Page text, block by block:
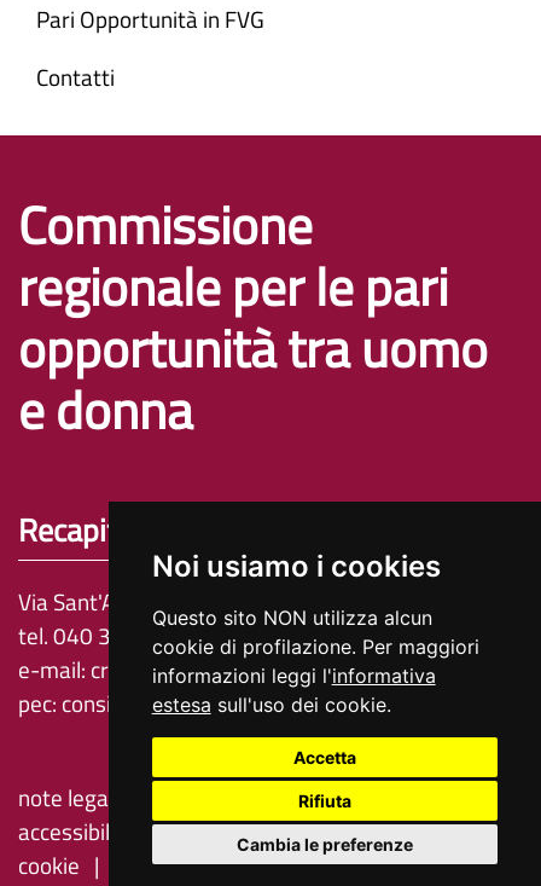
Noi usiamo i cookies
Questo sito NON utilizza alcun
cookie di profilazione. Per maggiori
informazioni leggi l'informativa
estesa sull'uso dei cookie.
Accetta
Rifiuta
Cambia le preferenze
Pari Opportunità in FVG
Contatti
Commissione
regionale per le pari
opportunità tra uomo
e donna
Recapiti e contatti
Via Sant'Anastasio 3, 34132 Trieste
tel. 040 3773957 - 040 3773834 - 040 3773895
e-mail: cr.organi.garanzia@regione.fvg.it
pec: consiglio@certregione.fvg.it
note legali cookie
accessibilità
feedback
cambio preferenze
cookie
redazione